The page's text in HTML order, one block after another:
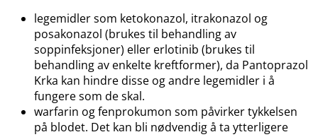
legemidler som ketokonazol, itrakonazol og
posakonazol (brukes til behandling av
soppinfeksjoner) eller erlotinib (brukes til
behandling av enkelte kreftformer), da Pantoprazol
Krka kan hindre disse og andre legemidler i å
fungere som de skal.
warfarin og fenprokumon som påvirker tykkelsen
på blodet. Det kan bli nødvendig å ta ytterligere